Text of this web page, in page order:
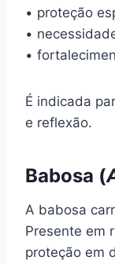
• proteção
•
•
É indicada
e reflexão.
Babosa (
A babosa
Presente em
proteção em